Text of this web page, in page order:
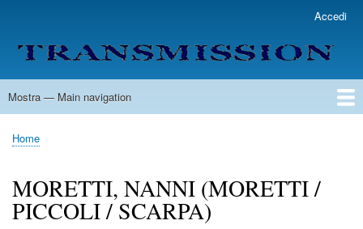
contenuto
principale
account
menu
Accedi
Main
Mostra — Main navigation
Home
Lista Autori
Contatti
Spedizione & Consegna
Legenda
Condizioni per l'uso
Briciole
pane
Home
MORETTI, NANNI (MORETTI /
PICCOLI / SCARPA)